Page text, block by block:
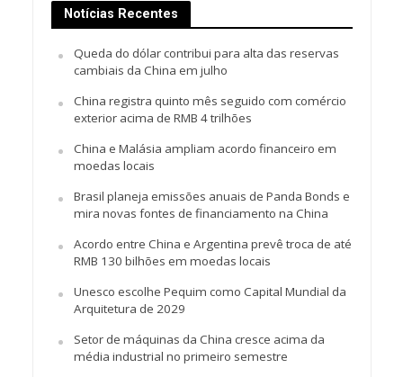
Notícias Recentes
Queda do dólar contribui para alta das reservas
cambiais da China em julho
China registra quinto mês seguido com comércio
exterior acima de RMB 4 trilhões
China e Malásia ampliam acordo financeiro em
moedas locais
Brasil planeja emissões anuais de Panda Bonds e
mira novas fontes de financiamento na China
Acordo entre China e Argentina prevê troca de até
RMB 130 bilhões em moedas locais
Unesco escolhe Pequim como Capital Mundial da
Arquitetura de 2029
Setor de máquinas da China cresce acima da
média industrial no primeiro semestre